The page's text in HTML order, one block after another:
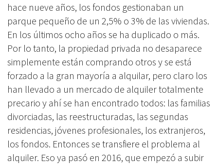
hace nueve años, los fondos gestionaban un
parque pequeño de un 2,5% o 3% de las viviendas.
En los últimos ocho años se ha duplicado o más.
Por lo tanto, la propiedad privada no desaparece
simplemente están comprando otros y se está
forzado a la gran mayoría a alquilar, pero claro los
han llevado a un mercado de alquiler totalmente
precario y ahí se han encontrado todos: las familias
divorciadas, las reestructuradas, las segundas
residencias, jóvenes profesionales, los extranjeros,
los fondos. Entonces se transfiere el problema al
alquiler. Eso ya pasó en 2016, que empezó a subir